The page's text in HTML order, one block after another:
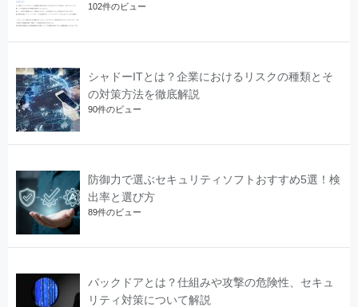
102件のビュー
シャドーITとは？企業におけるリスクの種類とそ
の対策方法を徹底解説
90件のビュー
防御力で選ぶセキュリティソフトおすすめ5選！検
出率と選び方
89件のビュー
バックドアとは？仕組みや攻撃の危険性、セキュ
リティ対策について解説